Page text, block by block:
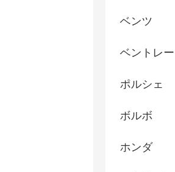
ベンツ
ベントレー
ポルシェ
ボルボ
ホンダ